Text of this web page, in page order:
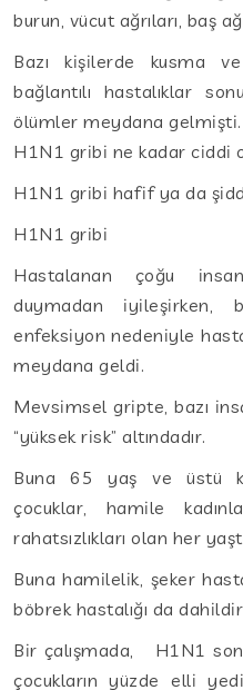
burun, vücut ağrıları, baş
Bazı kişilerde kusma
bağlantılı hastalıklar
ölümler meydana gelmişti.
H1N1 gribi ne kadar ciddi
H1N1 gribi hafif ya da
H1N1 gribi
Hastalanan çoğu
duymadan iyileşirken,
enfeksiyon nedeniyle
meydana geldi.
Mevsimsel gripte, bazı
“yüksek risk” altındadır.
Buna 65 yaş ve üstü
çocuklar, hamile
rahatsızlıkları olan her
Buna hamilelik, şeker
böbrek hastalığı da
Bir çalışmada, H1N1
çocukların yüzde elli